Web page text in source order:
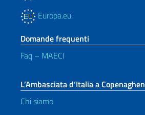
Europa.eu
Domande frequenti
Faq – MAECI
L’Ambasciata d’Italia a Copenaghen
Chi siamo